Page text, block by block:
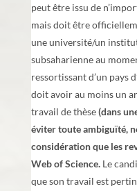
peut être issu de
mais doit être
une université/un
subsaharienne au
ressortissant d’un pays
doit avoir au moins un
travail de thèse(dans
éviter toute ambiguïté,
considération que les
Web of Science.Le
que son travail est